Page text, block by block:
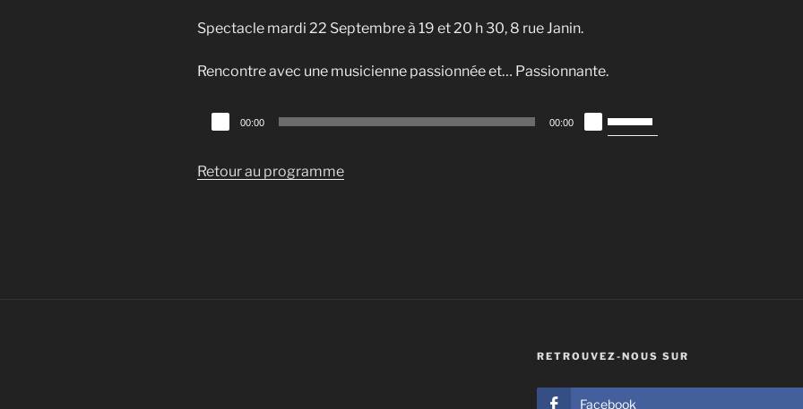
Spectacle mardi 22 Septembre à 19 et 20 h 30, 8 rue Janin.
Rencontre avec une musicienne passionnée et… Passionnante.
Lecteur
audio
00:00 00:00
les
Retour au programme
RETROUVEZ-NOUS SUR
Facebook